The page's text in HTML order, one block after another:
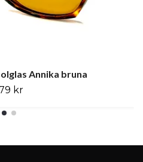
Annika bruna
kr